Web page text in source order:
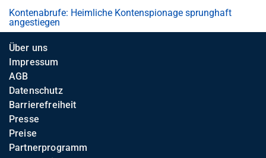
Kontenabrufe: Heimliche Kontenspionage sprunghaft
angestiegen
Über uns
Impressum
AGB
Datenschutz
Barrierefreiheit
Presse
Preise
Partnerprogramm